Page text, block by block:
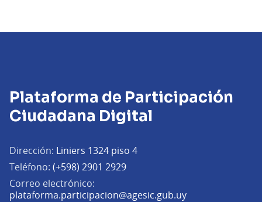
Plataforma de Participación
Ciudadana Digital
Dirección: Liniers 1324 piso 4
Teléfono: (+598) 2901 2929
Correo electrónico:
plataforma.participacion@agesic.gub.uy(Abrir en una